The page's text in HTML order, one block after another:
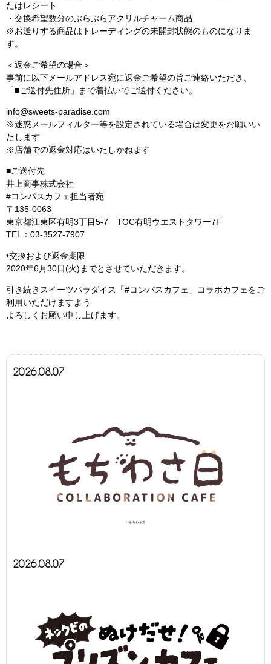
2026.08.07
2026.08.07
たはレシート
・交換希望数分のぶらぶらアクリルチャーム商品
※お送りする商品はトレーディングの未開封状態のものになりま
す。
＜返金ご希望の場合＞
事前に以下メールアドレス宛に返金ご希望の旨ご連絡いただき、
「■ご送付先住所」まで着払いでご送付ください。
info@sweets-paradise.com
※迷惑メールフィルター等を設定されている場合は変更をお願いい
たします
※店舗での返金対応はいたしかねます
■ご送付先
井上商事株式会社
#コンパスカフェ担当者宛
〒135-0063
東京都江東区有明3丁目5-7 TOC有明ウエストタワー7F
TEL：03-3527-7907
•交換および返金期限
2020年6月30日(火)までとさせていただきます。
引き続きスイーツパラダイス「#コンパスカフェ」コラボカフェをご
利用いただけますよう
よろしくお願い申し上げます。